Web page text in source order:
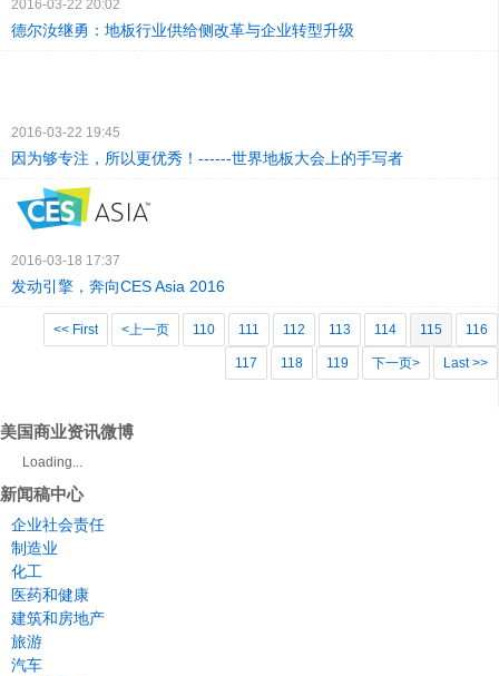
2016-03-22 20:02
德尔汝继勇：地板行业供给侧改革与企业转型升级
2016-03-22 19:45
因为够专注，所以更优秀！------世界地板大会上的手写者
2016-03-18 17:37
发动引擎，奔向CES Asia 2016
<< First <上一页 110 111 112 113 114 115 116
117 118 119 下一页> Last >>
美国商业资讯微博
Loading...
新闻稿中心
企业社会责任
制造业
化工
医药和健康
建筑和房地产
旅游
汽车